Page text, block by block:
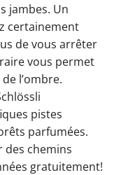
jambes. Un
certainement
de vous arrêter
vous permet
l’ombre.
pistes
parfumées.
des chemins
gratuitement!